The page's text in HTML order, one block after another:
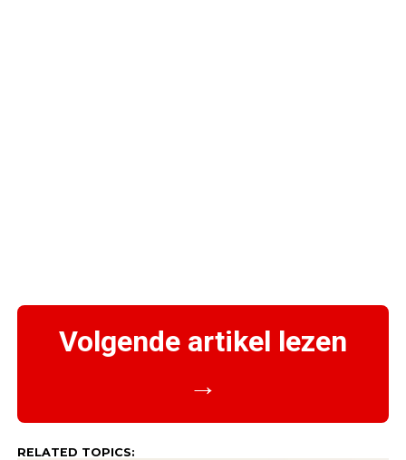
Volgende artikel lezen
→
RELATED TOPICS: